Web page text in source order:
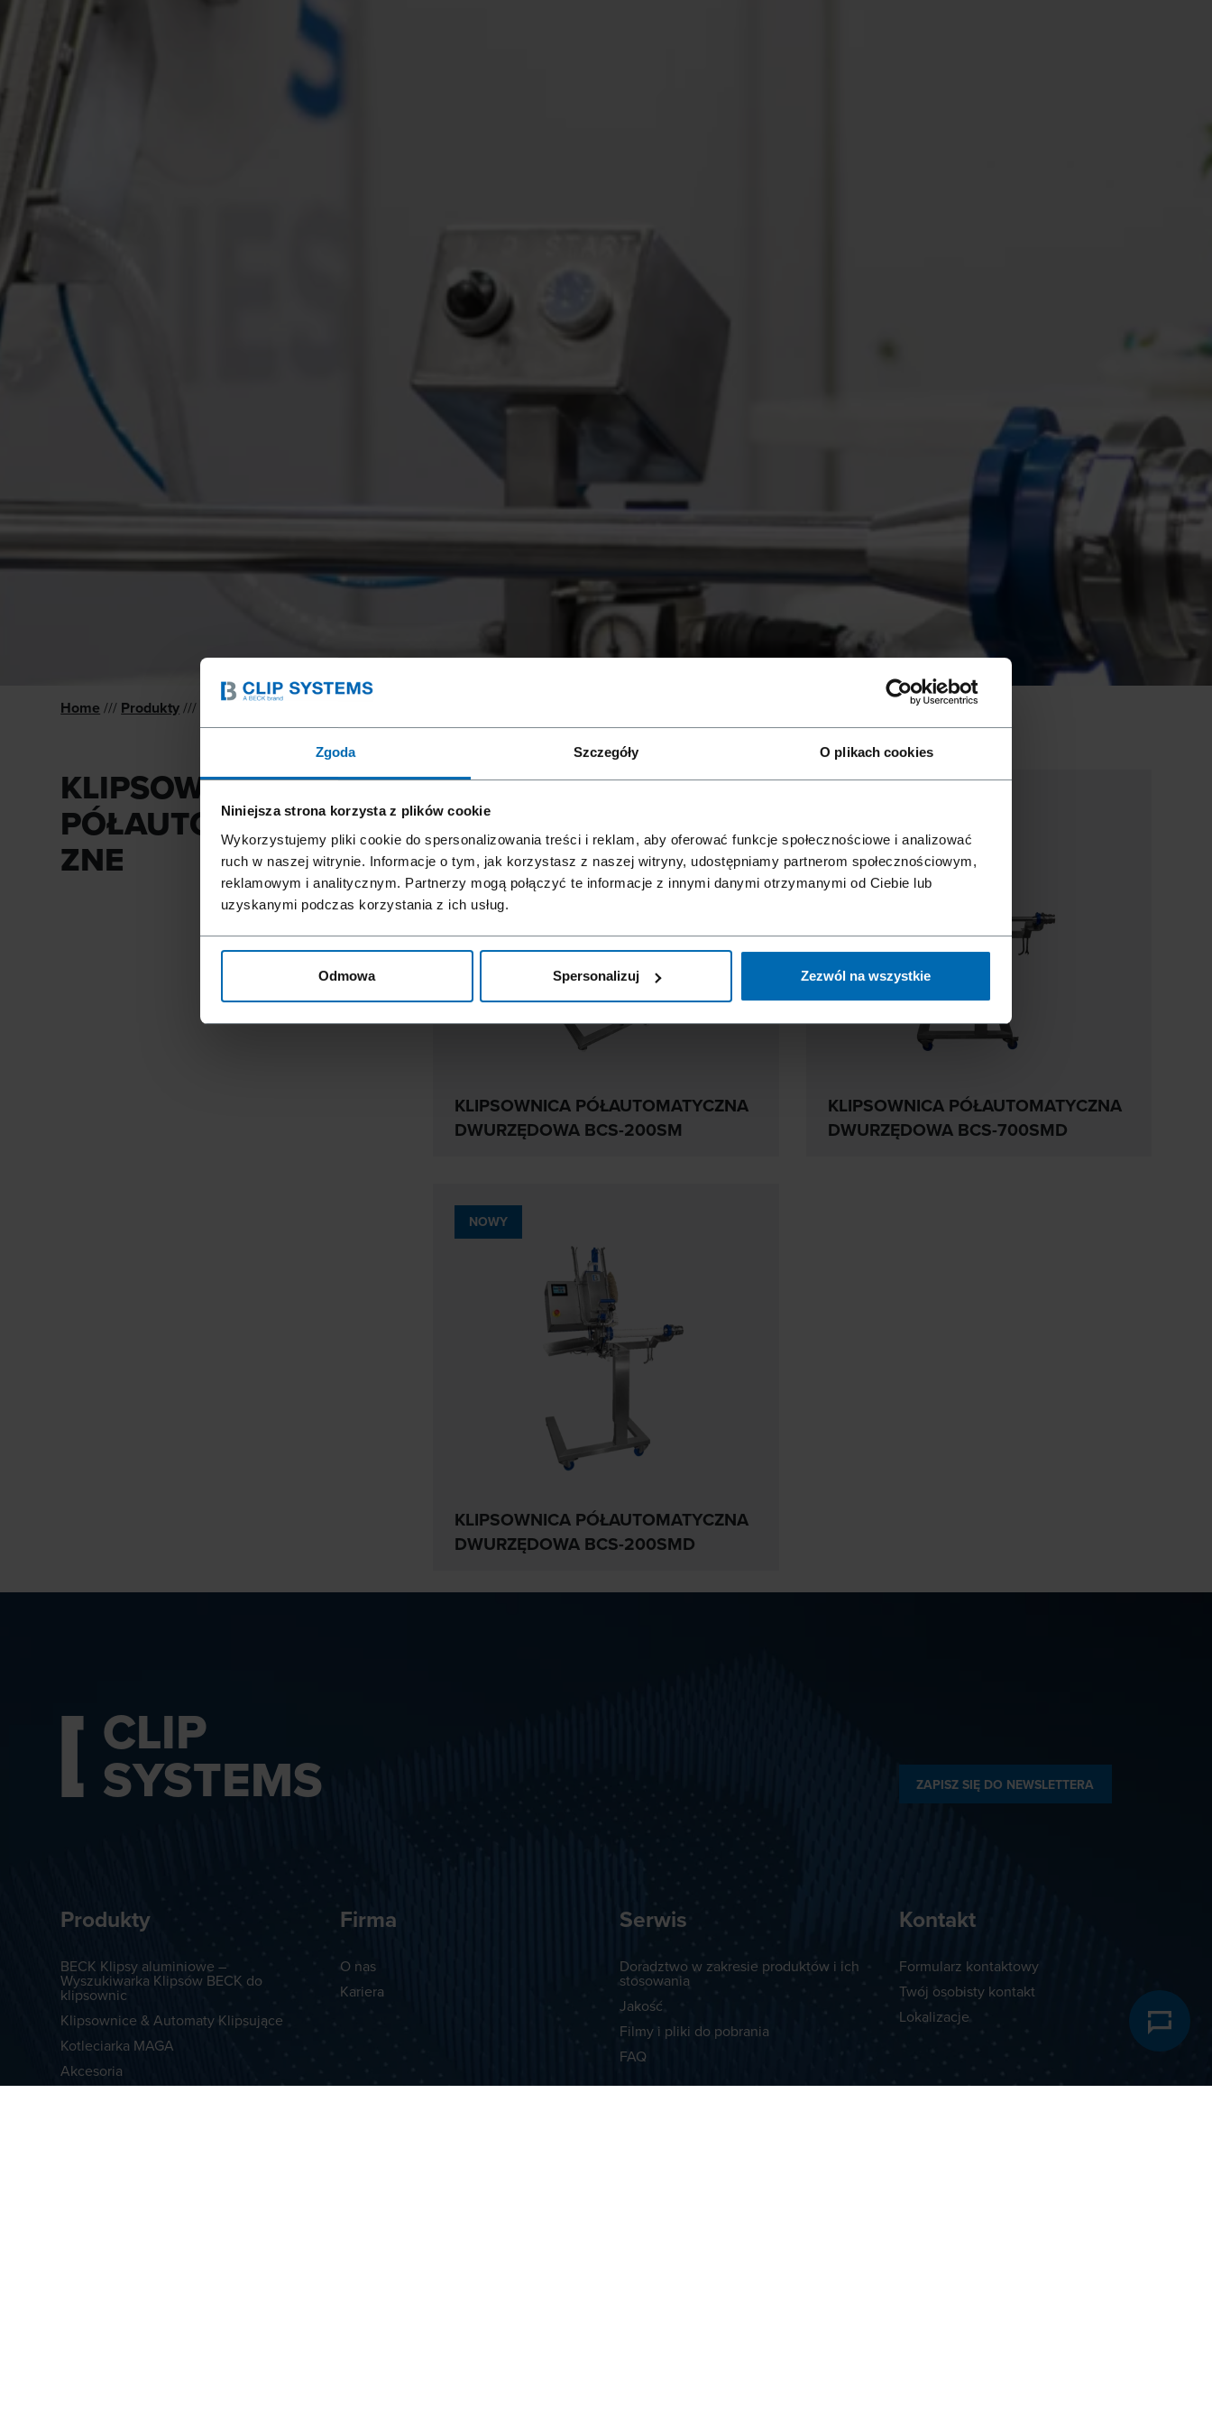
Zgoda Szczegóły O plikach cookies
Niniejsza strona korzysta z plików cookie
Wykorzystujemy pliki cookie do spersonalizowania treści i reklam, aby oferować funkcje społecznościowe i analizować
ruch w naszej witrynie. Informacje o tym, jak korzystasz z naszej witryny, udostępniamy partnerom społecznościowym,
reklamowym i analitycznym. Partnerzy mogą połączyć te informacje z innymi danymi otrzymanymi od Ciebie lub
uzyskanymi podczas korzystania z ich usług.
Odmowa Spersonalizuj Zezwól na wszystkie
Home /// Produkty/// Klipsownice & Automaty Klipsujące
KLIPSOWNICE
PÓŁAUTOMATYC
ZNE
KLIPSOWNICA PÓŁAUTOMATYCZNA
DWURZĘDOWA BCS-200SM
KLIPSOWNICA PÓŁAUTOMATYCZNA
DWURZĘDOWA BCS-700SMD
NOWY
KLIPSOWNICA PÓŁAUTOMATYCZNA
DWURZĘDOWA BCS-200SMD
CLIP
SYSTEMS ZAPISZ SIĘ DO NEWSLETTERA
Produkty
BECK Klipsy aluminiowe –
Wyszukiwarka Klipsów BECK do
klipsownic
Klipsownice & Automaty Klipsujące
Kotleciarka MAGA
Akcesoria
Firma
O nas
Kariera
Serwis
Doradztwo w zakresie produktów i ich
stosowania
Jakość
Filmy i pliki do pobrania
FAQ
Kontakt
Formularz kontaktowy
Twój osobisty kontakt
Lokalizacje